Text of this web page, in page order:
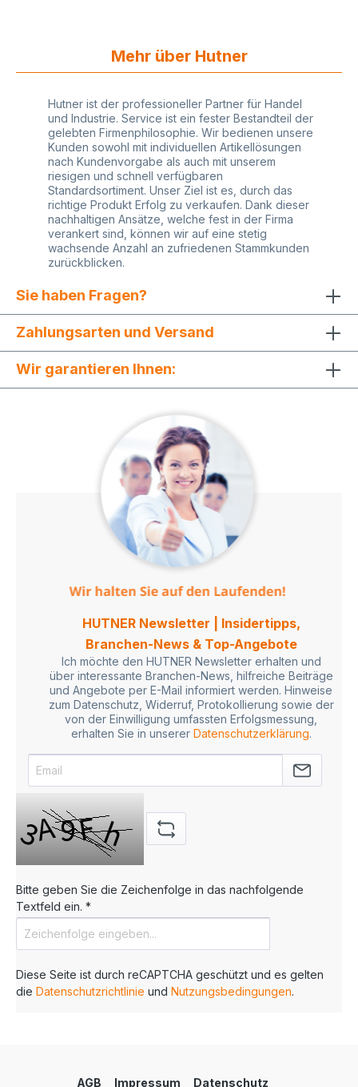
Mehr über Hutner
Hutner ist der professioneller Partner für Handel
und Industrie. Service ist ein fester Bestandteil der
gelebten Firmenphilosophie. Wir bedienen unsere
Kunden sowohl mit individuellen Artikellösungen
nach Kundenvorgabe als auch mit unserem
riesigen und schnell verfügbaren
Standardsortiment. Unser Ziel ist es, durch das
richtige Produkt Erfolg zu verkaufen. Dank dieser
nachhaltigen Ansätze, welche fest in der Firma
verankert sind, können wir auf eine stetig
wachsende Anzahl an zufriedenen Stammkunden
zurückblicken.
Sie haben Fragen?
Zahlungsarten und Versand
Wir garantieren Ihnen:
HUTNER Newsletter | Insidertipps,
Branchen-News & Top-Angebote
Ich möchte den HUTNER Newsletter erhalten und
über interessante Branchen-News, hilfreiche Beiträge
und Angebote per E-Mail informiert werden. Hinweise
zum Datenschutz, Widerruf, Protokollierung sowie der
von der Einwilligung umfassten Erfolgsmessung,
erhalten Sie in unserer Datenschutzerklärung.
Bitte geben Sie die Zeichenfolge in das nachfolgende
Textfeld ein. *
Diese Seite ist durch reCAPTCHA geschützt und es gelten
die Datenschutzrichtlinie und Nutzungsbedingungen.
AGB Impressum Datenschutz